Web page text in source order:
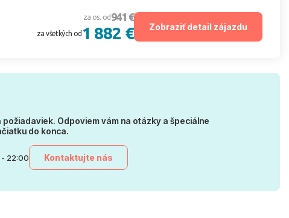
za os. od 941 €
za všetkých od 1 882 € Zobraziť detail zájazdu
Odpoviem vám na otázky a špeciálne
do konca.
22:00 Kontaktujte nás